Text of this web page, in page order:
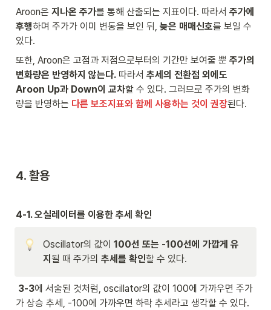
Aroon은 지나온 주가를 통해 산출되는 지표이다. 따라서 주가에
후행하며 주가가 이미 변동을 보인 뒤, 늦은 매매신호를 보일 수
있다.
또한, Aroon은 고점과 저점으로부터의 기간만 보여줄 뿐 주가의
변화량은 반영하지 않는다. 따라서 추세의 전환점 외에도
Aroon Up과 Down이 교차할 수 있다. 그러므로 주가의 변화
량을 반영하는 다른 보조지표와 함께 사용하는 것이 권장된다.
4. 활용
4-1. 오실레이터를 이용한 추세 확인
Oscillator의 값이 100선 또는 -100선에 가깝게 유
지 될 때 주가의 추세를 확인할 수 있다.
3-3에 서술된 것처럼, oscillator의 값이 100에 가까우면 주가
가 상승 추세, -100에 가까우면 하락 추세라고 생각할 수 있다.